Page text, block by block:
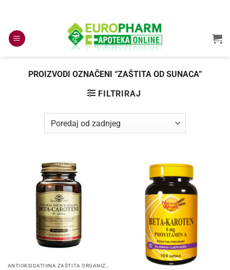
content
PROIZVODI OZNAČENI “ZAŠTITA OD SUNACA”
FILTRIRAJ
ANTIOKSIDATIVNA ZAŠTITA ORGANIZMA